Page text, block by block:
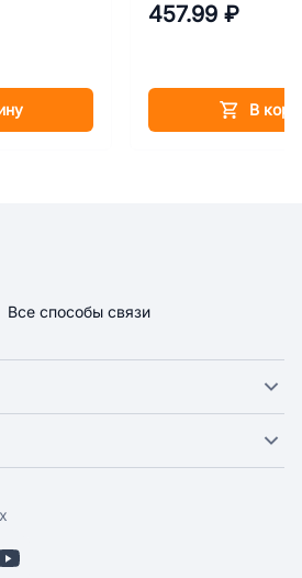
457.99 ₽
В
Все способы связи